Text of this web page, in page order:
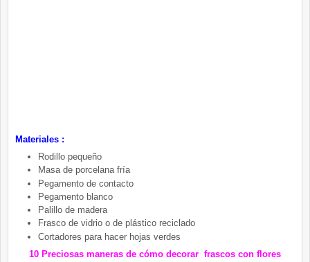
Materiales :
Rodillo pequeño
Masa de porcelana fría
Pegamento de contacto
Pegamento blanco
Palillo de madera
Frasco de vidrio o de plástico reciclado
Cortadores para hacer hojas verdes
10 Preciosas maneras de cómo decorar frascos con flores